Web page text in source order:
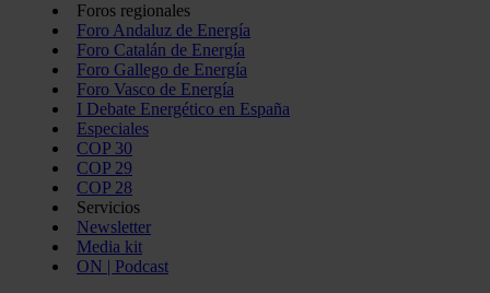
Foros regionales
Foro Andaluz de Energía
Foro Catalán de Energía
Foro Gallego de Energía
Foro Vasco de Energía
I Debate Energético en España
Especiales
COP 30
COP 29
COP 28
Servicios
Newsletter
Media kit
ON | Podcast